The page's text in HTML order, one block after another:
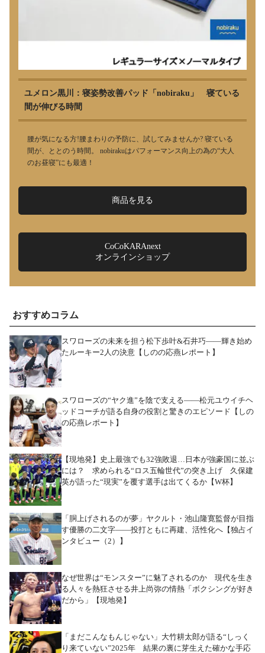
ユメロン黒川：寝姿勢改善パッド「nobiraku」 寝ている
間が伸びる時間
腰が気になる方!腰まわりの予防に、試してみませんか? 寝ている
間が、ととのう時間。 nobirakuはパフォーマンス向上の為の“大人
のお昼寝”にも最適！
商品を見る
CoCoKARAnext
オンラインショップ
おすすめコラム
スワローズの未来を担う松下歩叶&石井巧――輝き始め
たルーキー2人の決意【しのの応燕レポート】
スワローズの“ヤク進”を陰で支える――松元ユウイチヘ
ッドコーチが語る自身の役割と驚きのエピソード【しの
の応燕レポート】
【現地発】史上最強でも32強敗退…日本が強豪国に並ぶ
には？ 求められる“ロス五輪世代”の突き上げ 久保建
英が語った“現実”を覆す選手は出てくるか【W杯】
「胴上げされるのが夢」ヤクルト・池山隆寛監督が目指
す優勝の二文字――投打ともに再建、活性化へ【独占イ
ンタビュー（2）】
なぜ世界は“モンスター”に魅了されるのか 現代を生き
る人々を熱狂させる井上尚弥の情熱「ボクシングが好き
だから」【現地発】
「まだこんなもんじゃない」大竹耕太郎が語る“しっく
り来ていない”2025年 結果の裏に芽生えた確かな手応